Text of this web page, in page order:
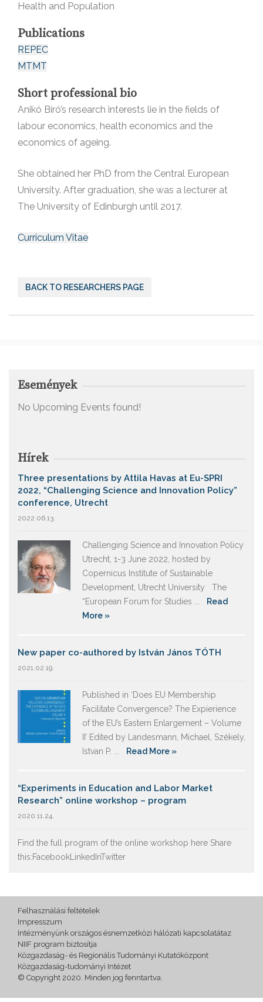
Health and Population
Publications
REPEC
MTMT
Short professional bio
Anikó Bíró’s research interests lie in the fields of
labour economics, health economics and the
economics of ageing.
She obtained her PhD from the Central European
University. After graduation, she was a lecturer at
The University of Edinburgh until 2017.
Curriculum Vitae
BACK TO RESEARCHERS PAGE
Események
No Upcoming Events found!
Hírek
Three presentations by Attila Havas at Eu-SPRI
2022, “Challenging Science and Innovation Policy”
conference, Utrecht
2022.06.13.
Challenging Science and Innovation Policy
Utrecht, 1-3 June 2022, hosted by
Copernicus Institute of Sustainable
Development, Utrecht University The
“European Forum for Studies ...
Read
More »
New paper co-authored by István János TÓTH
2021.02.19.
Published in ‘Does EU Membership
Facilitate Convergence? The Expierience
of the EU’s Eastern Enlargement – Volume
II’ Edited by Landesmann, Michael, Székely,
Istvan P. ...
Read More »
“Experiments in Education and Labor Market
Research” online workshop – program
2020.11.24.
Find the full program of the online workshop here Share
this:FacebookLinkedInTwitter
Felhasználási feltételek
Impresszum
Intézményünk országos ésnemzetközi hálózati kapcsolatátaz
NIIF program biztosítja
Közgazdaság- és Regionális Tudományi Kutatóközpont
Közgazdaság-tudományi Intézet
© Copyright 2020. Minden jog fenntartva.